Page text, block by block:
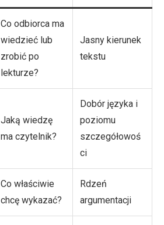
Co odbiorca ma
wiedzieć lub
zrobić po
lekturze?
Jasny kierunek
tekstu
Jaką wiedzę
ma czytelnik?
Dobór języka i
poziomu
szczegółowoś
ci
Co właściwie
chcę wykazać?
Rdzeń
argumentacji